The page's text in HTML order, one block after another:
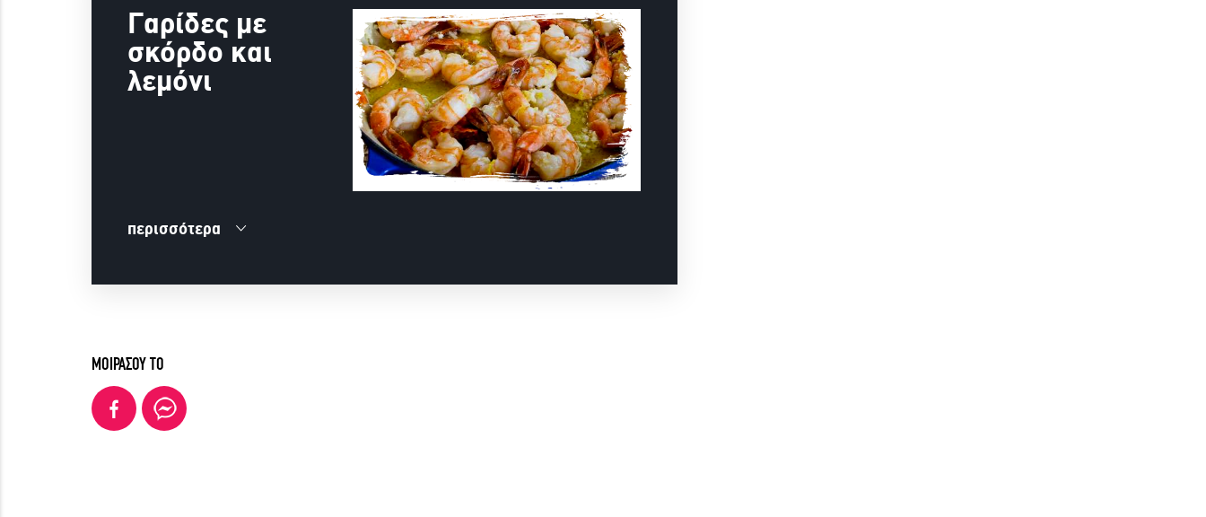
Γαρίδες με
σκόρδο και
λεμόνι
περισσότερα
ΜΟΙΡΑΣΟΥ ΤΟ